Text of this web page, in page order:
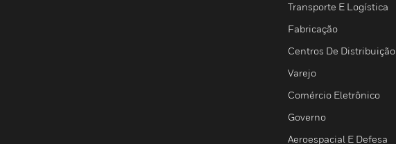
Transporte E Logística
Fabricação
Centros De Distribuição
Varejo
Comércio Eletrônico
Governo
Aeroespacial E Defesa